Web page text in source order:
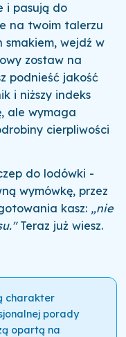
i pasują do
na twoim talerzu
smakiem, wejdź w
zostaw na
podnieść jakość
i niższy indeks
ale wymaga
cierpliwości
do lodówki -
wymówkę, przez
kasz: „nie
Teraz już wiesz.
charakter
porady
opartą na